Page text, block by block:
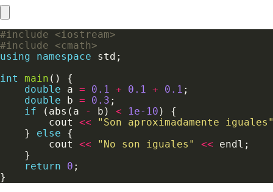
#include
<iostream>
#include
<cmath>
using
namespace
int
main
double a = 0.1 + 0.1 + 0.1
double b = 0.3
if (abs(a - b) < 1e-10
        cout
<<
"Son aproximadamente
    }
else
        cout
<< "No son iguales" <<
return
0